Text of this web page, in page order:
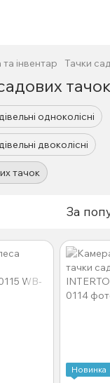
інвентар Тачки
тачок
одноколісні
двоколісні
тачок
За
Новинка